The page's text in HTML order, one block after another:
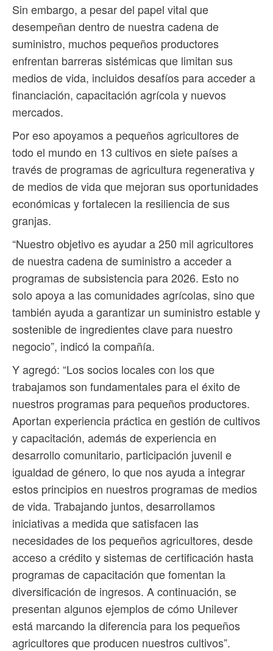
Sin embargo, a pesar del papel vital que
desempeñan dentro de nuestra cadena de
suministro, muchos pequeños productores
enfrentan barreras sistémicas que limitan sus
medios de vida, incluidos desafíos para acceder a
financiación, capacitación agrícola y nuevos
mercados.
Por eso apoyamos a pequeños agricultores de
todo el mundo en 13 cultivos en siete países a
través de programas de agricultura regenerativa y
de medios de vida que mejoran sus oportunidades
económicas y fortalecen la resiliencia de sus
granjas.
“Nuestro objetivo es ayudar a 250 mil agricultores
de nuestra cadena de suministro a acceder a
programas de subsistencia para 2026. Esto no
solo apoya a las comunidades agrícolas, sino que
también ayuda a garantizar un suministro estable y
sostenible de ingredientes clave para nuestro
negocio”, indicó la compañía.
Y agregó: “Los socios locales con los que
trabajamos son fundamentales para el éxito de
nuestros programas para pequeños productores.
Aportan experiencia práctica en gestión de cultivos
y capacitación, además de experiencia en
desarrollo comunitario, participación juvenil e
igualdad de género, lo que nos ayuda a integrar
estos principios en nuestros programas de medios
de vida. Trabajando juntos, desarrollamos
iniciativas a medida que satisfacen las
necesidades de los pequeños agricultores, desde
acceso a crédito y sistemas de certificación hasta
programas de capacitación que fomentan la
diversificación de ingresos. A continuación, se
presentan algunos ejemplos de cómo Unilever
está marcando la diferencia para los pequeños
agricultores que producen nuestros cultivos”.